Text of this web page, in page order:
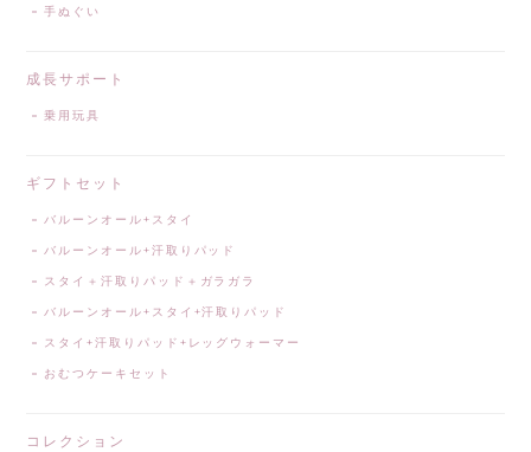
手ぬぐい
成長サポート
乗用玩具
ギフトセット
バルーンオール+スタイ
バルーンオール+汗取りパッド
スタイ＋汗取りパッド＋ガラガラ
バルーンオール+スタイ+汗取りパッド
スタイ+汗取りパッド+レッグウォーマー
おむつケーキセット
コレクション